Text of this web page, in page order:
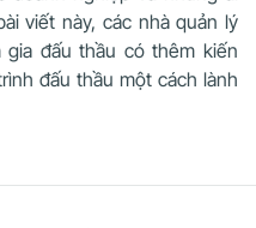
viết này, các nhà quản lý
đấu thầu có thêm kiến
đấu thầu một cách lành